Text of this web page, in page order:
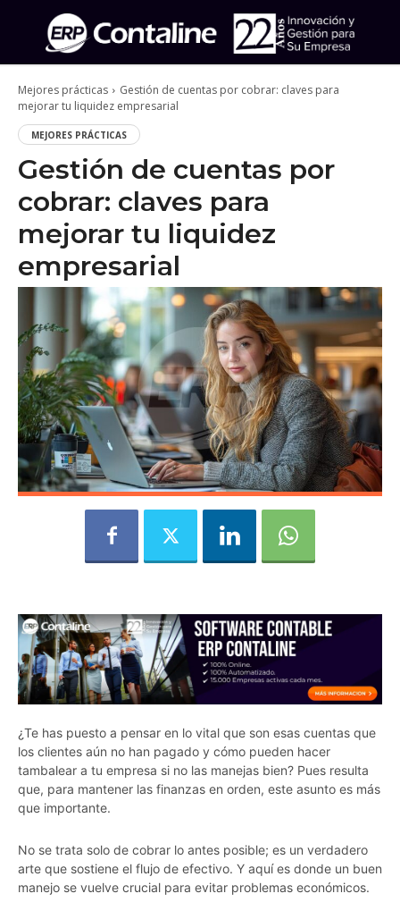
Mejores prácticas
Gestión de cuentas por cobrar: claves para
mejorar tu liquidez empresarial
MEJORES PRÁCTICAS
Gestión de cuentas por
cobrar: claves para
mejorar tu liquidez
empresarial
¿Te has puesto a pensar en lo vital que son esas cuentas que
los clientes aún no han pagado y cómo pueden hacer
tambalear a tu empresa si no las manejas bien? Pues resulta
que, para mantener las finanzas en orden, este asunto es más
que importante.
No se trata solo de cobrar lo antes posible; es un verdadero
arte que sostiene el flujo de efectivo. Y aquí es donde un buen
manejo se vuelve crucial para evitar problemas económicos.